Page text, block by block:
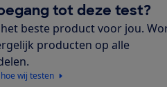
tot deze test?
beste product voor jou.
producten op alle
wij testen